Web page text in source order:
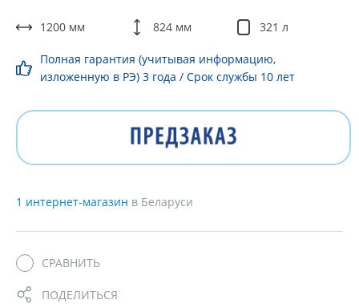
1200 мм 824 мм 321 л
Полная гарантия (учитывая информацию,
изложенную в РЭ) 3 года / Срок службы 10 лет
1 интернет-магазин в Беларуси
СРАВНИТЬ
ПОДЕЛИТЬСЯ